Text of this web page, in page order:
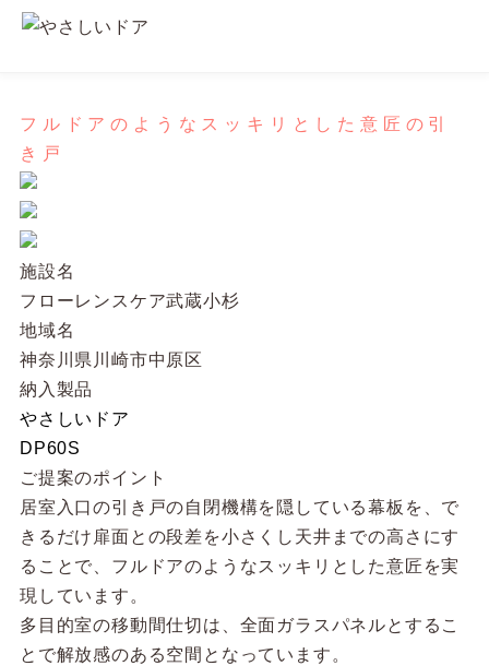
フルドアのようなスッキリとした意匠の引
き戸
施設名
フローレンスケア武蔵小杉
地域名
神奈川県川崎市中原区
納入製品
やさしいドア
DP60S
ご提案のポイント
居室入口の引き戸の自閉機構を隠している幕板を、で
きるだけ扉面との段差を小さくし天井までの高さにす
ることで、フルドアのようなスッキリとした意匠を実
現しています。
多目的室の移動間仕切は、全面ガラスパネルとするこ
とで解放感のある空間となっています。